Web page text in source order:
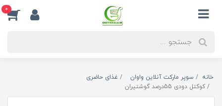
0
خانه سوپر مارکت آنلاین واوان
غذای حاضری
کوکتل دودی 55درصد گوشتیران